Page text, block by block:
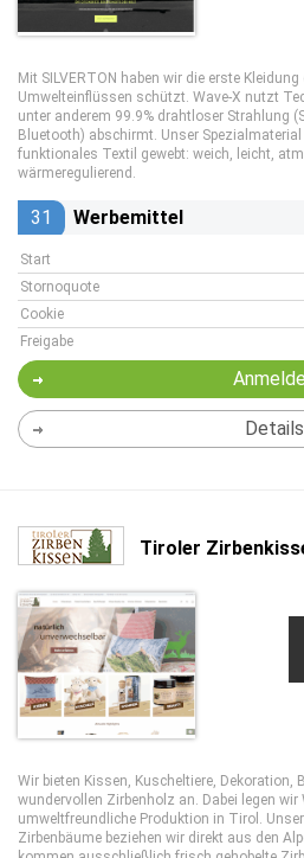
Mit SILVERTON haben wir die erste
Umwelteinflüssen schützt. Wave-X nutzt
unter anderem 99.9% drahtloser Strahlung
Bluetooth) abschirmt. Unser
funktionales Textil gewebt: weich, leicht,
wärmeregulierend.
31 Werbemittel
Start
Stornoquote
Cookie
Freigabe
Details
Tiroler
Wir bieten Kissen, Kuscheltiere, Dekoration,
wundervollen Zirbenholz an. Dabei legen
umweltfreundliche Produktion in Tirol.
Zirbenbäume beziehen wir direkt aus den